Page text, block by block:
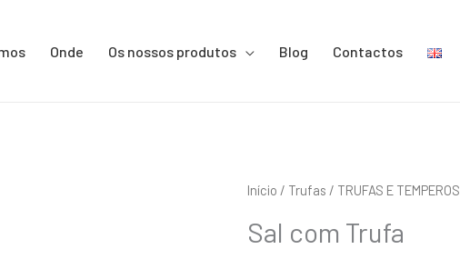
Onde Os nossos produtos Blog Contactos
Início / Trufas / TRUFAS E TEMPEROS
Sal com Trufa
Quantidade
Sal